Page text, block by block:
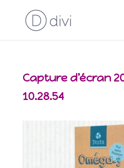
Capture d’écran
10.28.54